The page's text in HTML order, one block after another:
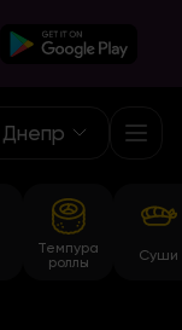
Днепр
Темпура
роллы
Суши